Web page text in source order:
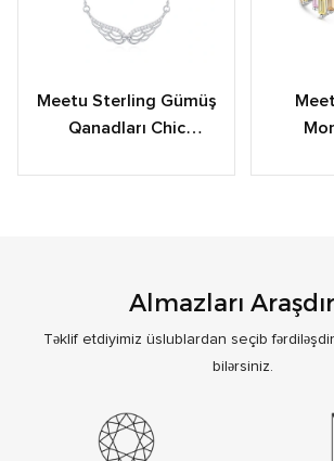
Meetu Sterling Gümüş
Qanadları Chic
Almazları
Təklif etdiyimiz üslublardan seçib
bilərsiniz.